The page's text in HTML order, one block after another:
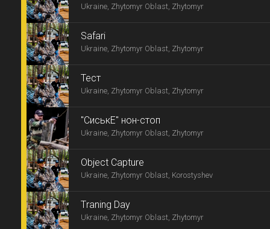
Ukraine, Zhytomyr Oblast, Zhytomyr
Safari
Ukraine, Zhytomyr Oblast, Zhytomyr
Тест
Ukraine, Zhytomyr Oblast, Zhytomyr
"СиськЕ" нон-стоп
Ukraine, Zhytomyr Oblast, Zhytomyr
Object Capture
Ukraine, Zhytomyr Oblast, Korostyshev
Тraning Day
Ukraine, Zhytomyr Oblast, Zhytomyr